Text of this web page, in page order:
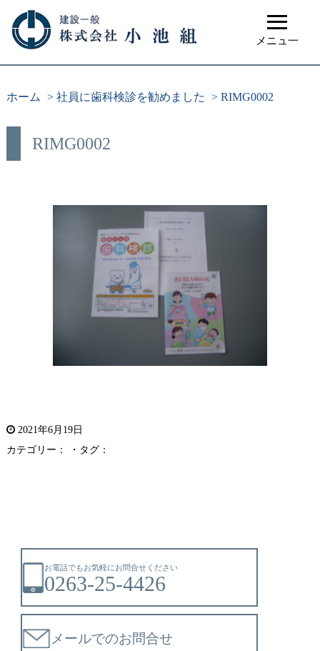
≡
メニュ一
ホーム > 社員に歯科検診を勧めました > RIMG0002
RIMG0002
2021年6月19日
カテゴリー： ・タグ：
お電話でもお気軽にお問合せください
0263-25-4426
メールでのお問合せ